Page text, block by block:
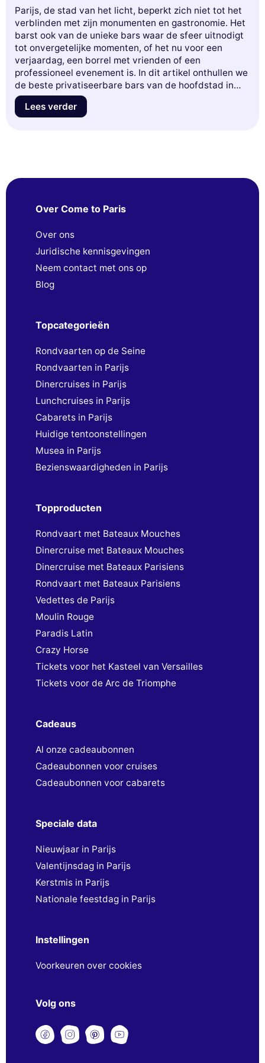
Parijs, de stad van het licht, beperkt zich niet tot het
verblinden met zijn monumenten en gastronomie. Het
barst ook van de unieke bars waar de sfeer uitnodigt
tot onvergetelijke momenten, of het nu voor een
verjaardag, een borrel met vrienden of een
professioneel evenement is. In dit artikel onthullen we
de beste privatiseerbare bars van de hoofdstad in
2025, elk met een sfeer en diensten die aan al uw
verwachtingen zullen voldoen. Maak je klaar om
Lees verder
Over Come to Paris
Over ons
Juridische kennisgevingen
Neem contact met ons op
Blog
Topcategorieën
Rondvaarten op de Seine
Rondvaarten in Parijs
Dinercruises in Parijs
Lunchcruises in Parijs
Cabarets in Parijs
Huidige tentoonstellingen
Musea in Parijs
Bezienswaardigheden in Parijs
Topproducten
Rondvaart met Bateaux Mouches
Dinercruise met Bateaux Mouches
Dinercruise met Bateaux Parisiens
Rondvaart met Bateaux Parisiens
Vedettes de Parijs
Moulin Rouge
Paradis Latin
Crazy Horse
Tickets voor het Kasteel van Versailles
Tickets voor de Arc de Triomphe
Cadeaus
Al onze cadeaubonnen
Cadeaubonnen voor cruises
Cadeaubonnen voor cabarets
Speciale data
Nieuwjaar in Parijs
Valentijnsdag in Parijs
Kerstmis in Parijs
Nationale feestdag in Parijs
Instellingen
Voorkeuren over cookies
Volg ons